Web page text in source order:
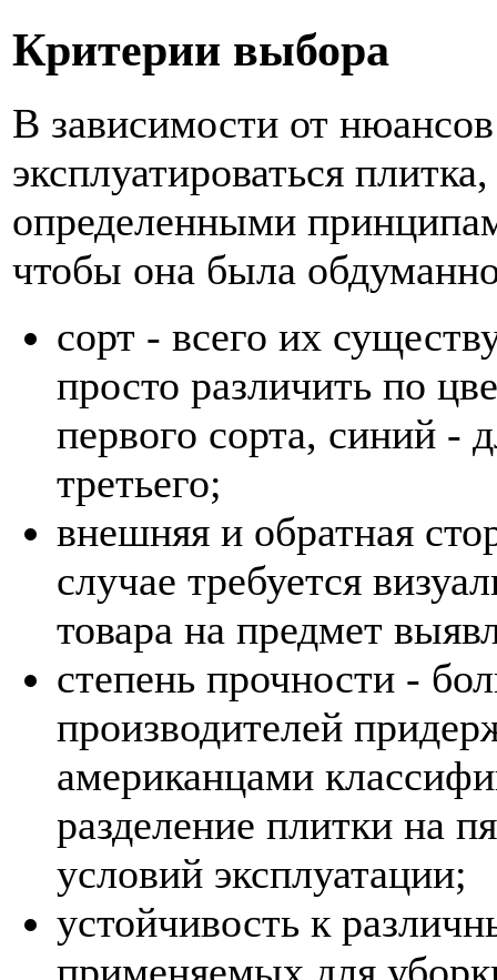
Критерии выбора
В зависимости от
эксплуатироваться
определенными
чтобы она была
сорт - всего их
просто различить по
первого сорта, синий -
третьего;
внешняя и обратная
случае требуется
товара на предмет
степень прочности -
производителей
американцами
разделение плитки на
условий эксплуатации;
устойчивость к